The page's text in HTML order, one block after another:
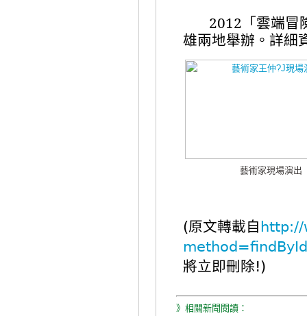
2012 「雲端
雄兩地舉辦。詳細
藝術家現場演出
(原文轉載自 http://
將立即刪除!)
》相關新聞閱讀：